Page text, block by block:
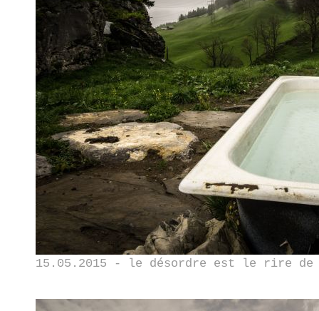
15.05.2015 - le désordre est le rire de